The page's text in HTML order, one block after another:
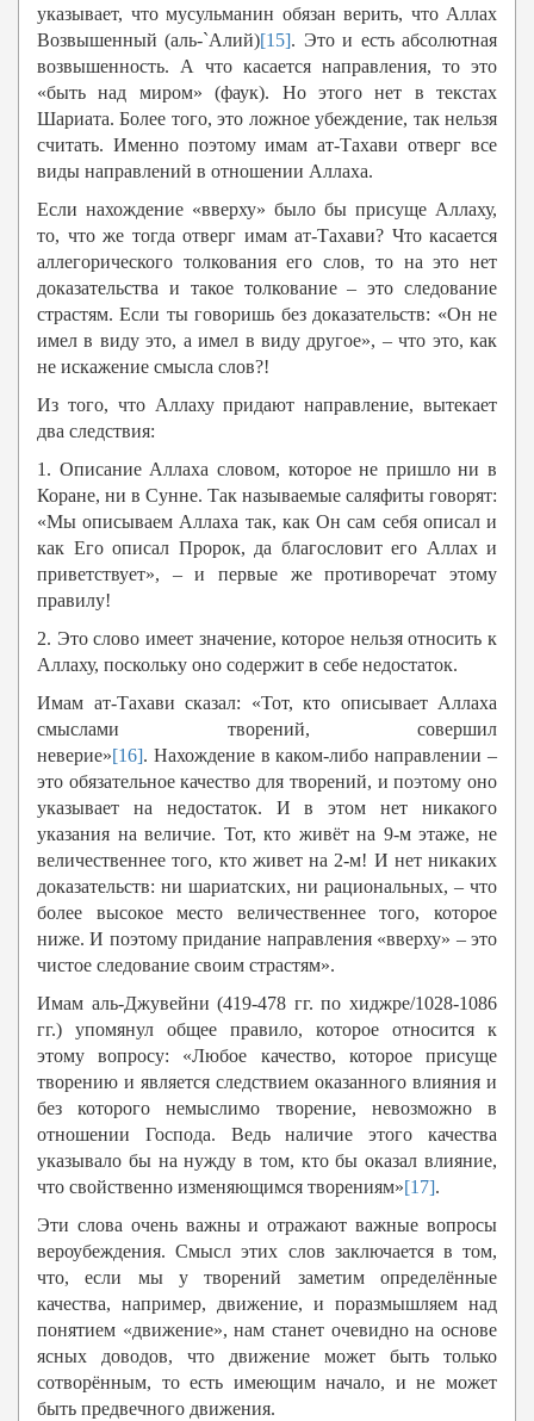
указывает, что мусульманин обязан верить, что Аллах
Возвышенный (аль-`Алий)[15]. Это и есть абсолютная
возвышенность. А что касается направления, то это
«быть над миром» (фаук). Но этого нет в текстах
Шариата. Более того, это ложное убеждение, так нельзя
считать. Именно поэтому имам ат-Тахави отверг все
виды направлений в отношении Аллаха.
Если нахождение «вверху» было бы присуще Аллаху,
то, что же тогда отверг имам ат-Тахави? Что касается
аллегорического толкования его слов, то на это нет
доказательства и такое толкование – это следование
страстям. Если ты говоришь без доказательств: «Он не
имел в виду это, а имел в виду другое», – что это, как
не искажение смысла слов?!
Из того, что Аллаху придают направление, вытекает
два следствия:
1. Описание Аллаха словом, которое не пришло ни в
Коране, ни в Сунне. Так называемые саляфиты говорят:
«Мы описываем Аллаха так, как Он сам себя описал и
как Его описал Пророк, да благословит его Аллах и
приветствует», – и первые же противоречат этому
правилу!
2. Это слово имеет значение, которое нельзя относить к
Аллаху, поскольку оно содержит в себе недостаток.
Имам ат-Тахави сказал: «Тот, кто описывает Аллаха
смыслами творений, совершил
неверие»[16]. Нахождение в каком-либо направлении –
это обязательное качество для творений, и поэтому оно
указывает на недостаток. И в этом нет никакого
указания на величие. Тот, кто живёт на 9-м этаже, не
величественнее того, кто живет на 2-м! И нет никаких
доказательств: ни шариатских, ни рациональных, – что
более высокое место величественнее того, которое
ниже. И поэтому придание направления «вверху» – это
чистое следование своим страстям».
Имам аль-Джувейни (419-478 гг. по хиджре/1028-1086
гг.) упомянул общее правило, которое относится к
этому вопросу: «Любое качество, которое присуще
творению и является следствием оказанного влияния и
без которого немыслимо творение, невозможно в
отношении Господа. Ведь наличие этого качества
указывало бы на нужду в том, кто бы оказал влияние,
что свойственно изменяющимся творениям»[17].
Эти слова очень важны и отражают важные вопросы
вероубеждения. Смысл этих слов заключается в том,
что, если мы у творений заметим определённые
качества, например, движение, и поразмышляем над
понятием «движение», нам станет очевидно на основе
ясных доводов, что движение может быть только
сотворённым, то есть имеющим начало, и не может
быть предвечного движения.